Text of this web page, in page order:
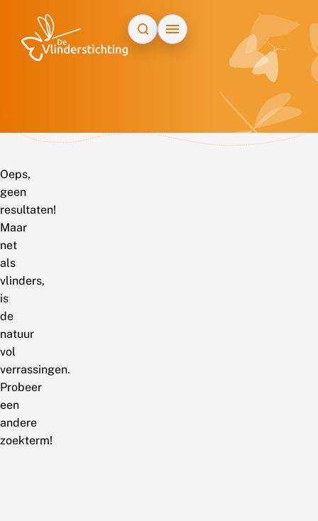
Oeps,
geen
resultaten!
Maar
net
als
vlinders,
is
de
natuur
vol
verrassingen.
Probeer
een
andere
zoekterm!